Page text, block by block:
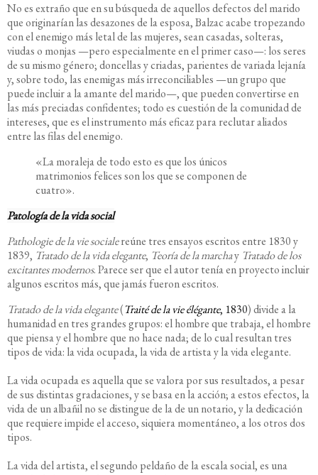
No es extraño que en su búsqueda de aquellos defectos del marido
que originarían las desazones de la esposa, Balzac acabe tropezando
con el enemigo más letal de las mujeres, sean casadas, solteras,
viudas o monjas —pero especialmente en el primer caso—: los seres
de su mismo género; doncellas y criadas, parientes de variada lejanía
y, sobre todo, las enemigas más irreconciliables —un grupo que
puede incluir a la amante del marido—, que pueden convertirse en
las más preciadas confidentes; todo es cuestión de la comunidad de
intereses, que es el instrumento más eficaz para reclutar aliados
entre las filas del enemigo.
«La moraleja de todo esto es que los únicos
matrimonios felices son los que se componen de
cuatro».
Patología de la vida social
Pathologie de la vie socialereúne tres ensayos escritos entre 1830 y
1839, Tratado de la vida elegante, Teoría de la marchay Tratado de los
excitantes modernos. Parece ser que el autor tenía en proyecto incluir
algunos escritos más, que jamás fueron escritos.
Tratado de la vida elegante(Traité de la vie élégante, 1830) divide a la
humanidad en tres grandes grupos: el hombre que trabaja, el hombre
que piensa y el hombre que no hace nada; de lo cual resultan tres
tipos de vida: la vida ocupada, la vida de artista y la vida elegante.
La vida ocupada es aquella que se valora por sus resultados, a pesar
de sus distintas gradaciones, y se basa en la acción; a estos efectos, la
vida de un albañil no se distingue de la de un notario, y la dedicación
que requiere impide el acceso, siquiera momentáneo, a los otros dos
tipos.
La vida del artista, el segundo peldaño de la escala social, es una